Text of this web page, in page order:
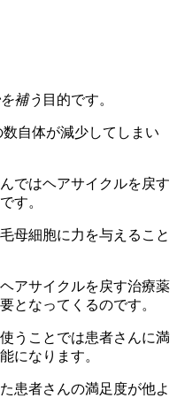
補う 目的です。
自体が減少してしまい
ではヘアサイクルを戻す
す。
母細胞に力を与えること
アサイクルを戻す治療薬
となってくるのです。
うことでは患者さんに満
になります。
患者さんの満足度が他よ